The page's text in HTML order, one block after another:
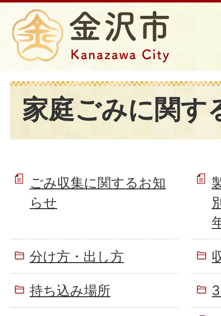
家庭ごみに関す
ごみ収集に関するお知
らせ
分け方・出し方
持ち込み場所